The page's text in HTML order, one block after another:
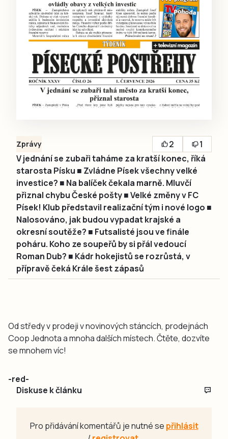
Zprávy 2
1
V jednání se zubaři taháme za kratší konec, říká
starosta Písku ■ Zvládne Písek všechny velké
investice? ■ Na balíček čekala marně. Mluvčí
přiznal chybu České pošty ■ Velké změny v FC
Písek! Klub představil realizační tým i nové logo ■
Nalosováno, jak budou vypadat krajské a
okresní soutěže? ■ Futsalisté jsou ve finále
poháru. Koho ze soupeřů by si přál vedoucí
Roman Dub? ■ Kádr hokejistů se rozrůstá, v
přípravě čeká Krále šest zápasů
Od středy v prodeji v novinových stáncích, prodejnách
Coop Jednota a mnoha dalších místech. Čtěte, dozvíte
se mnohem víc!
-red-
Diskuse k článku
Pro přidávání komentářů je nutné se přihlásit